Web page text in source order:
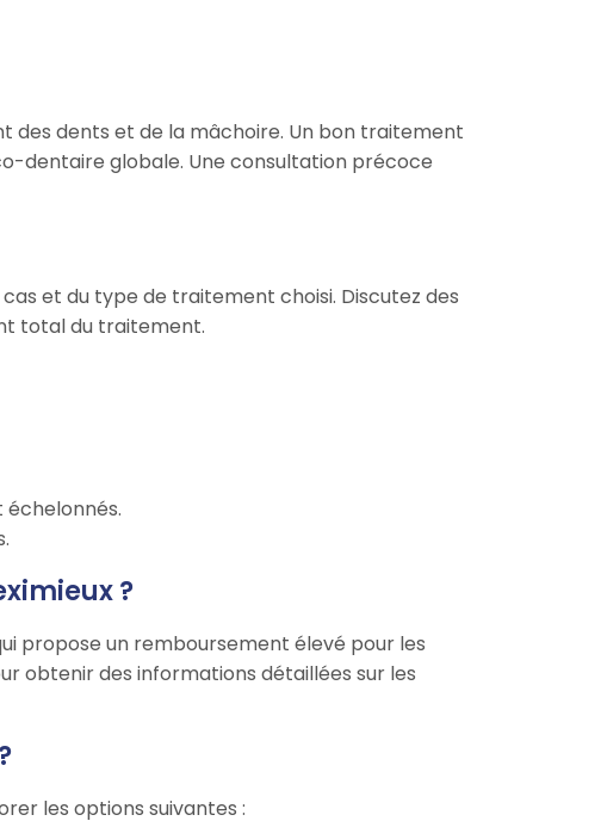
des dents et de la mâchoire. Un bon traitement
dentaire globale. Une consultation précoce
et du type de traitement choisi. Discutez des
total du traitement.
?
propose un remboursement élevé pour les
obtenir des informations détaillées sur les
les options suivantes :